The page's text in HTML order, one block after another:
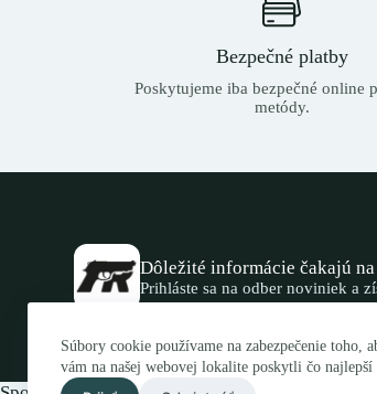
Súbory cookie používame na zabezpečenie toho,
vám na našej webovej lokalite poskytli čo najlepší
Bezpečné platby
Poskytujeme iba bezpečné online
metódy.
Dôležité informácie čakajú na
Prihláste sa na odber noviniek a